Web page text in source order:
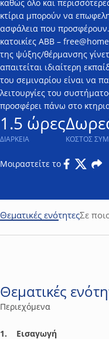
καθώς όλο και
κτίρια μπορούν να
ασφάλεια που
κατοικίες ABB –
της ψύξης/θέρμανσης
απαιτείται ιδιαίτερη
του σεμιναρίου είναι να
λειτουργίες του
προσφέρει πάνω στο
1.5 ώρες
ΔΙΑΡΚΕΙΑ ΚΟΣΤΟΣ
Μοιραστείτε το Facebook
Twitter
Email
Θεματικές ενότητεςΣε
Θεματικές
Περιεχόμενα
1. Εισαγωγή